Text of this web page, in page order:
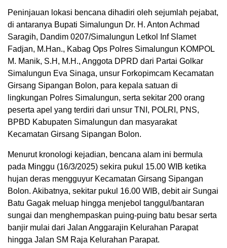
Peninjauan lokasi bencana dihadiri oleh sejumlah pejabat,
di antaranya Bupati Simalungun Dr. H. Anton Achmad
Saragih, Dandim 0207/Simalungun Letkol Inf Slamet
Fadjan, M.Han., Kabag Ops Polres Simalungun KOMPOL
M. Manik, S.H, M.H., Anggota DPRD dari Partai Golkar
Simalungun Eva Sinaga, unsur Forkopimcam Kecamatan
Girsang Sipangan Bolon, para kepala satuan di
lingkungan Polres Simalungun, serta sekitar 200 orang
peserta apel yang terdiri dari unsur TNI, POLRI, PNS,
BPBD Kabupaten Simalungun dan masyarakat
Kecamatan Girsang Sipangan Bolon.
Menurut kronologi kejadian, bencana alam ini bermula
pada Minggu (16/3/2025) sekira pukul 15.00 WIB ketika
hujan deras mengguyur Kecamatan Girsang Sipangan
Bolon. Akibatnya, sekitar pukul 16.00 WIB, debit air Sungai
Batu Gagak meluap hingga menjebol tanggul/bantaran
sungai dan menghempaskan puing-puing batu besar serta
banjir mulai dari Jalan Anggarajin Kelurahan Parapat
hingga Jalan SM Raja Kelurahan Parapat.